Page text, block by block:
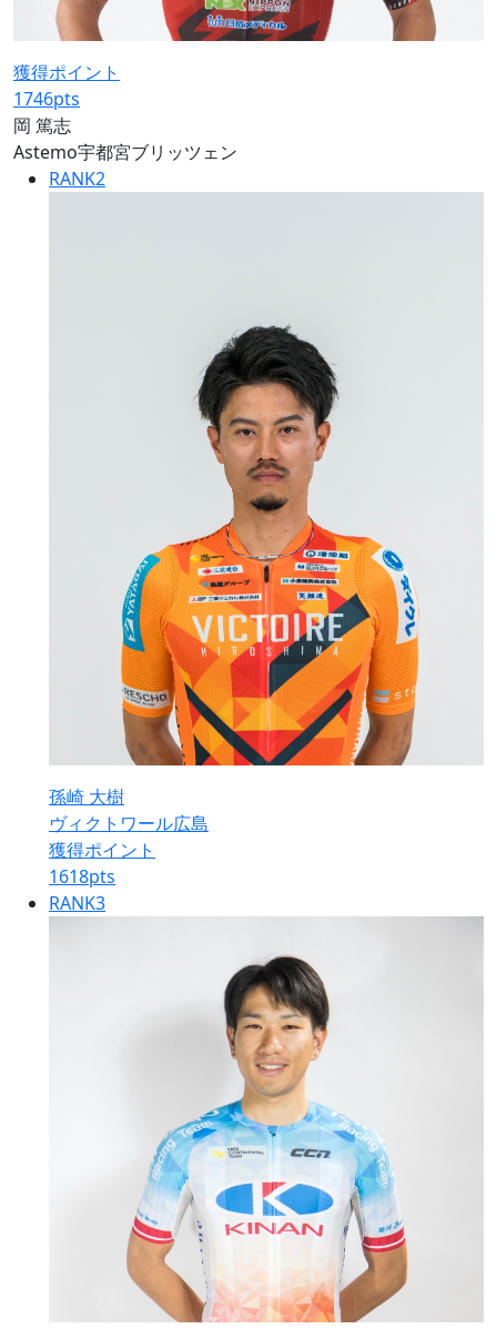
獲得ポイント
1746pts
岡 篤志
Astemo宇都宮ブリッツェン
RANK2
孫崎 大樹
ヴィクトワール広島
獲得ポイント
1618pts
RANK3